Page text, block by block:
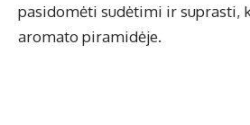
pasidomėti sudėtimi ir suprasti,
aromato piramidėje.